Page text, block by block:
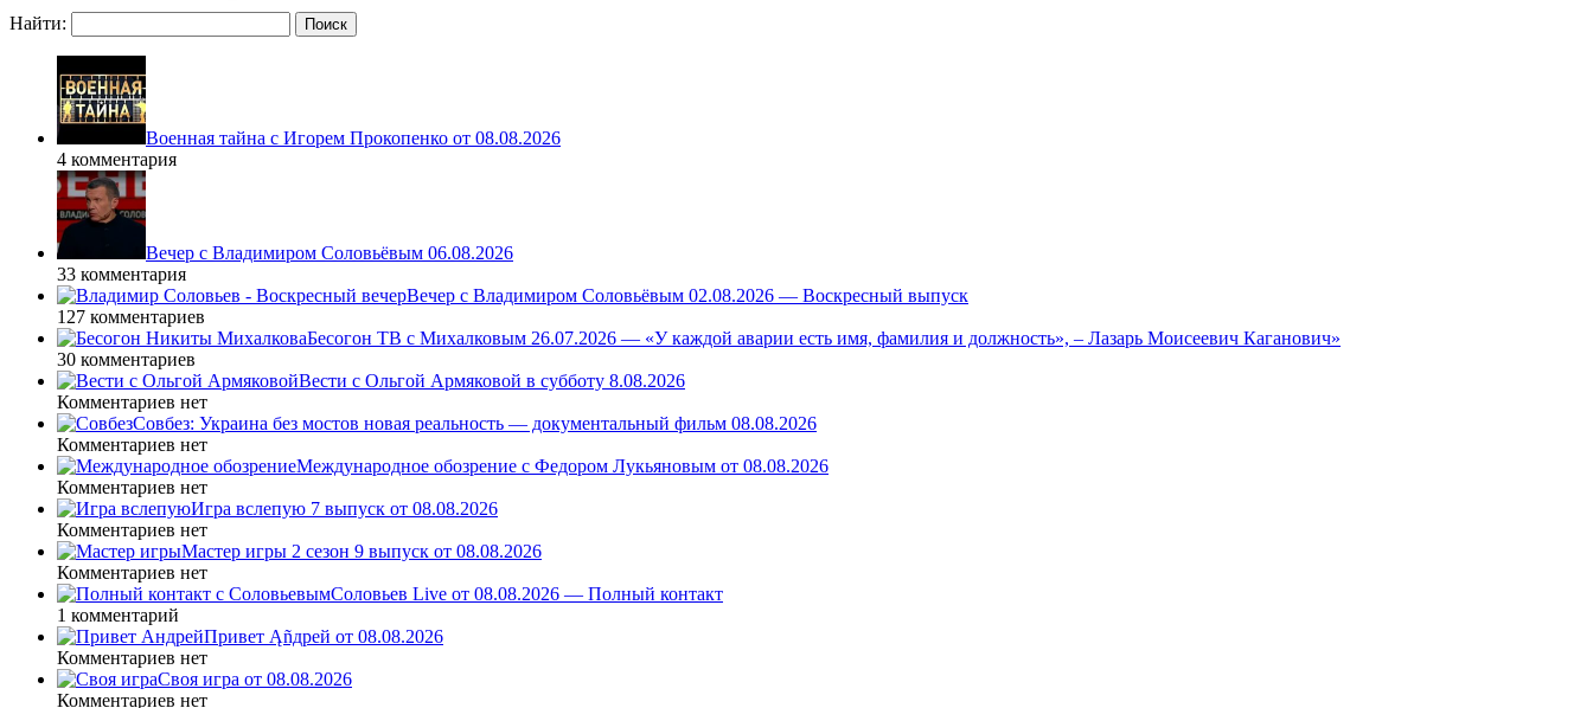
Найти:
Военная тайна с Игорем Прокопенко от 08.08.2026
4 комментария
Вечер с Владимиром Соловьёвым 06.08.2026
33 комментария
Вечер с Владимиром Соловьёвым 02.08.2026 — Воскресный выпуск
127 комментариев
Бесогон ТВ с Михалковым 26.07.2026 — «У каждой аварии есть имя, фамилия и должность», – Лазарь Моисеевич Каганович»
30 комментариев
Вести с Ольгой Армяковой в субботу 8.08.2026
Комментариев нет
Совбез: Украина без мостов новая реальность — документальный фильм 08.08.2026
Комментариев нет
Международное обозрение с Федором Лукьяновым от 08.08.2026
Комментариев нет
Игра вслепую 7 выпуск от 08.08.2026
Комментариев нет
Мастер игры 2 сезон 9 выпуск от 08.08.2026
Комментариев нет
Соловьев Live от 08.08.2026 — Полный контакт
1 комментарий
Привет Ąñдpей от 08.08.2026
Комментариев нет
Своя игра от 08.08.2026
Комментариев нет